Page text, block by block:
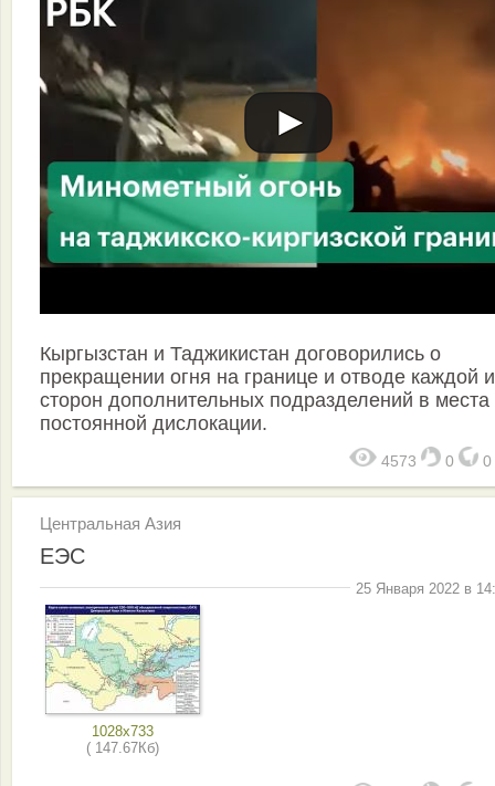
Кыргызстан и Таджикистан договорились о
прекращении огня на границе и отводе каждой
сторон дополнительных подразделений в места
постоянной дислокации.
4573 0 0
Центральная Азия
ЕЭС
25 Января 2022 в
1028x733
( 147.67Кб)